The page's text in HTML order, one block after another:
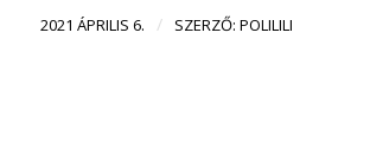
2021 ÁPRILIS 6. / SZERZŐ: POLILILI